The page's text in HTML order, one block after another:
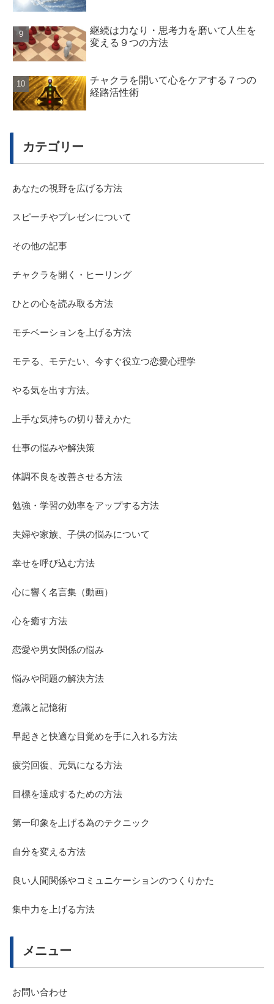
継続は力なり・思考力を磨いて人生を
変える９つの方法
チャクラを開いて心をケアする７つの
経路活性術
カテゴリー
あなたの視野を広げる方法
スピーチやプレゼンについて
その他の記事
チャクラを開く・ヒーリング
ひとの心を読み取る方法
モチベーションを上げる方法
モテる、モテたい、今すぐ役立つ恋愛心理学
やる気を出す方法。
上手な気持ちの切り替えかた
仕事の悩みや解決策
体調不良を改善させる方法
勉強・学習の効率をアップする方法
夫婦や家族、子供の悩みについて
幸せを呼び込む方法
心に響く名言集（動画）
心を癒す方法
恋愛や男女関係の悩み
悩みや問題の解決方法
意識と記憶術
早起きと快適な目覚めを手に入れる方法
疲労回復、元気になる方法
目標を達成するための方法
第一印象を上げる為のテクニック
自分を変える方法
良い人間関係やコミュニケーションのつくりかた
集中力を上げる方法
メニュー
お問い合わせ